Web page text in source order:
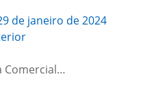
de janeiro de 2024
Comercial…